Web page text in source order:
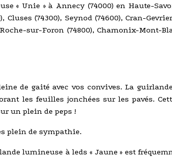
« Unie » à Annecy (74000) en Haute-
(74300), Seynod (74600), Cran-
sur-Foron (74800), Chamonix-Mont-
de gaité avec vos convives. La
les feuilles jonchées sur les pavés.
un plein de peps !
plein de sympathie.
lumineuse à leds « Jaune » est